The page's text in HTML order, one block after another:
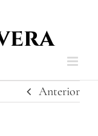
Anterior